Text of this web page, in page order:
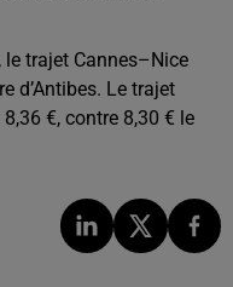
, le trajet Cannes–Nice
d’Antibes. Le trajet
€, contre 8,30 € le